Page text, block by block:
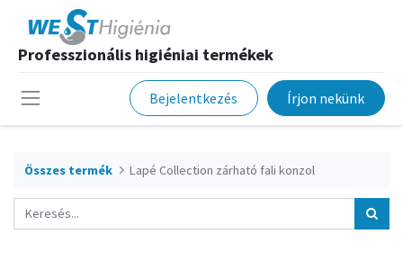
Professzionális higiéniai termékek
Bejelentkezés Írjon nekünk
Összes termék Lapé Collection zárható fali konzol